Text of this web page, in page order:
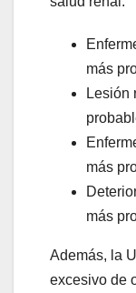
más
Lesión
más
más
Además, la
excesivo de